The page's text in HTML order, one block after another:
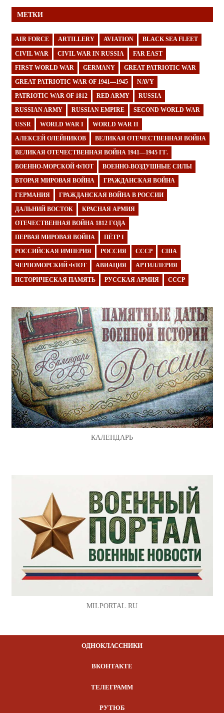
МЕТКИ
AIR FORCE ARTILLERY AVIATION BLACK SEA FLEET
CIVIL WAR CIVIL WAR IN RUSSIA FAR EAST
FIRST WORLD WAR GERMANY GREAT PATRIOTIC WAR
GREAT PATRIOTIC WAR OF 1941—1945 NAVY
PATRIOTIC WAR OF 1812 RED ARMY RUSSIA
RUSSIAN ARMY RUSSIAN EMPIRE SECOND WORLD WAR
USSR WORLD WAR I WORLD WAR II
АЛЕКСЕЙ ОЛЕЙНИКОВ ВЕЛИКАЯ ОТЕЧЕСТВЕННАЯ ВОЙНА
ВЕЛИКАЯ ОТЕЧЕСТВЕННАЯ ВОЙНА 1941—1945 ГГ.
ВОЕННО-МОРСКОЙ ФЛОТ ВОЕННО-ВОЗДУШНЫЕ СИЛЫ
ВТОРАЯ МИРОВАЯ ВОЙНА ГРАЖДАНСКАЯ ВОЙНА
ГЕРМАНИЯ ГРАЖДАНСКАЯ ВОЙНА В РОССИИ
ДАЛЬНИЙ ВОСТОК КРАСНАЯ АРМИЯ
ОТЕЧЕСТВЕННАЯ ВОЙНА 1812 ГОДА
ПЕРВАЯ МИРОВАЯ ВОЙНА ПЁТР I
РОССИЙСКАЯ ИМПЕРИЯ РОССИЯ СССР США
ЧЕРНОМОРСКИЙ ФЛОТ АВИАЦИЯ АРТИЛЛЕРИЯ
ИСТОРИЧЕСКАЯ ПАМЯТЬ РУССКАЯ АРМИЯ СССР
КАЛЕНДАРЬ
MILPORTAL.RU
ОДНОКЛАССНИКИ
ВКОНТАКТЕ
ТЕЛЕГРАММ
РУТЮБ